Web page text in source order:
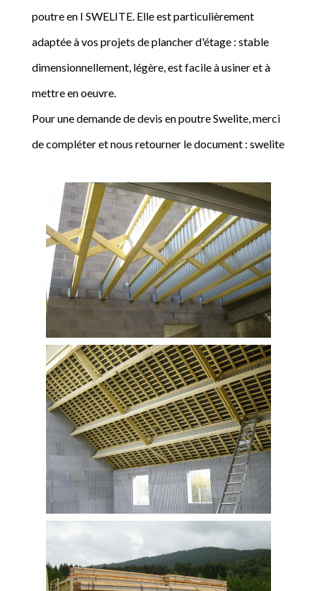
poutre en I SWELITE. Elle est particulièrement
adaptée à vos projets de plancher d'étage : stable
dimensionnellement, légère, est facile à usiner et à
mettre en oeuvre.
Pour une demande de devis en poutre Swelite, merci
de compléter et nous retourner le document : swelite